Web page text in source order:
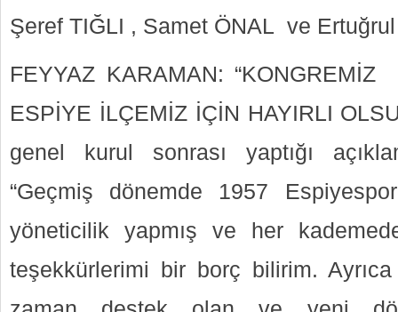
Şeref TIĞLI , Samet ÖNAL ve
FEYYAZ KARAMAN:
ESPİYE İLÇEMİZ İÇİN HAYIRLI
genel kurul sonrası yaptığı
“Geçmiş dönemde 1957
yöneticilik yapmış ve her
teşekkürlerimi bir borç bilirim.